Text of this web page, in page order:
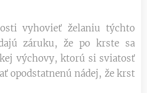
vyhovieť želaniu týchto
záruku, že po krste sa
výchovy, ktorú si sviatosť
opodstatnenú nádej, že krst